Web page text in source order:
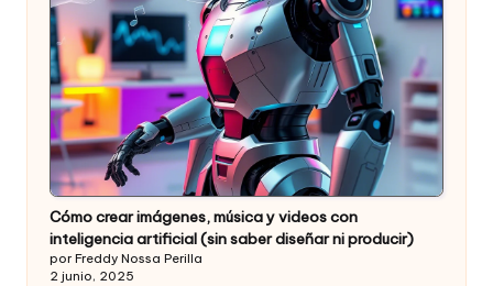
Cómo crear imágenes, música y videos con
inteligencia artificial (sin saber diseñar ni producir)
por Freddy Nossa Perilla
2 junio, 2025